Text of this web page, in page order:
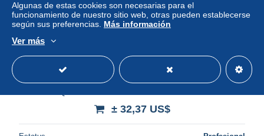
ETATS UNIS AMERIQUE- MILWAUKEE-BALTIMORE
LETTRE SCHUCKMANN SELIGMANN-WINES
± 32,37 US$
Algunas de estas cookies son necesarias para el
funcionamiento de nuestro sitio web, otras pueden establecerse
según sus preferencias. Más información
Ver más